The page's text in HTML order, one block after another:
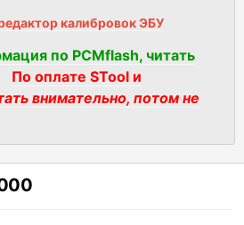
калибровок ЭБУ
по PCMflash, читать
По оплате STool и
внимательно, потом не